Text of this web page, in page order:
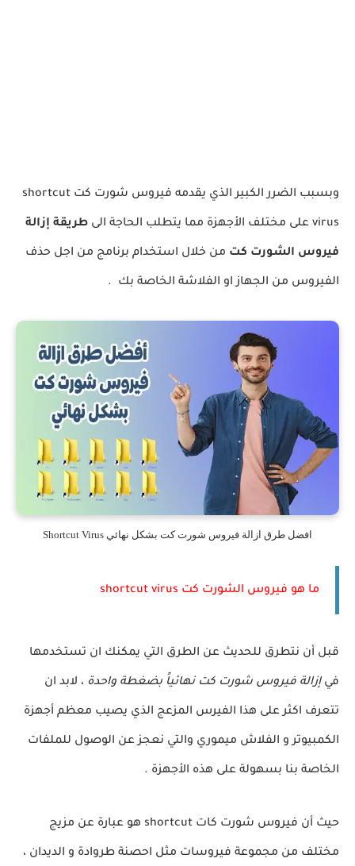
وبسبب الضرر الكبير الذي يقدمه فيروس شورت كت shortcut
virus على مختلف الأجهزة مما يتطلب الحاجة الى طريقة إزالة
فيروس الشورت كت من خلال استخدام برنامج من اجل حذف
الفيروس من الجهاز او الفلاشة الخاصة بك .
افضل طرق ازالة فيروس شورت كت بشكل نهائي Shortcut Virus
ما هو فيروس الشورت كت shortcut virus
قبل أن نتطرق للحديث عن الطرق التي يمكنك ان تستخدمها
فيإزالة فيروس شورت كت نهائياً بضغطة واحدة ، لابد ان
تتعرف اكثر على هذا الفيرس المزعج الذي يصيب معظم أجهزة
الكمبيوتر و الفلاش ميموري والتي نعجز عن الوصول للملفات
الخاصة بنا بسهولة على هذه الأجهزة .
حيث أن فيروس شورت كات shortcut هو عبارة عن مزيج
مختلف من مجموعة فيروسات مثل احصنة طروادة و الديدان ،